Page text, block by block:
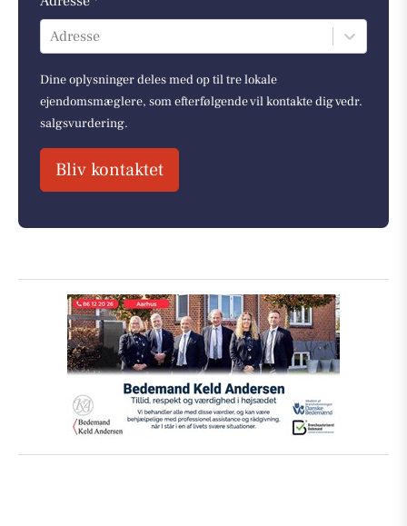
Adresse
Dine oplysninger deles med op til tre lokale
ejendomsmæglere, som efterfølgende vil kontakte dig vedr.
salgsvurdering.
Bliv kontaktet